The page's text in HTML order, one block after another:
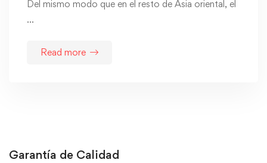
Del mismo modo que en el resto de Asia oriental, el
…
Read more
Garantía de Calidad